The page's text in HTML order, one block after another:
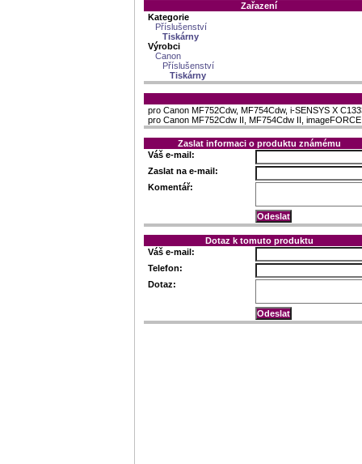
Zařazení
Kategorie
Příslušenství
Tiskárny
Výrobci
Canon
Příslušenství
Tiskárny
pro Canon MF752Cdw, MF754Cdw, i-SENSYS X
pro Canon MF752Cdw II, MF754Cdw II,
Zaslat informaci o produktu známému
Váš e-mail:
Zaslat na e-mail:
Komentář:
Dotaz k tomuto produktu
Váš e-mail:
Telefon:
Dotaz: